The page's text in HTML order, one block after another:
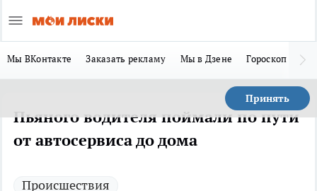
Мы ВКонтакте Заказать рекламу Мы в Дзене Гороскоп
Принять
Пьяного водителя поймали по пути
от автосервиса до дома
Происшествия